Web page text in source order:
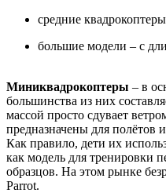
средние
большие модели – с
Миниквадрокоптеры – в
большинства из них
массой просто сдувает
предназначены для полётов
Как правило, дети их
как модель для тренировки
образцов. На этом рынке
Parrot.